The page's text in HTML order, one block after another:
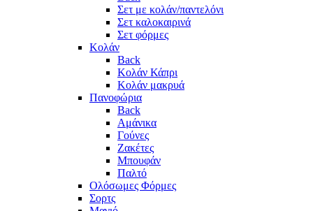
Σετ με κολάν/παντελόνι
Σετ καλοκαιρινά
Σετ φόρμες
Κολάν
Back
Κολάν Κάπρι
Κολάν μακρυά
Πανοφώρια
Back
Αμάνικα
Γούνες
Ζακέτες
Μπουφάν
Παλτό
Ολόσωμες Φόρμες
Σορτς